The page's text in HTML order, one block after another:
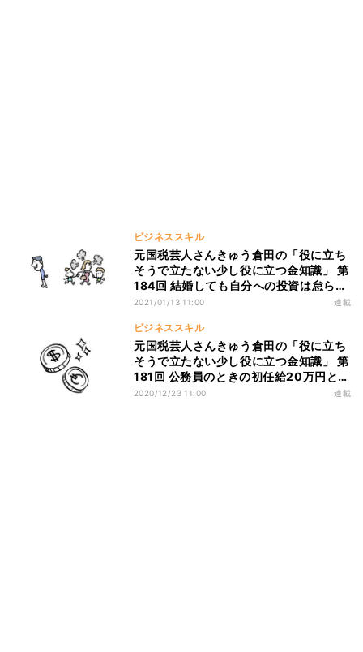
ビジネススキル
元国税芸人さんきゅう倉田の「役に立ち
そうで立たない少し役に立つ金知識」 第
184回 結婚しても自分への投資は怠らな
い
2021/01/13 11:00 連載
ビジネススキル
元国税芸人さんきゅう倉田の「役に立ち
そうで立たない少し役に立つ金知識」 第
181回 公務員のときの初任給20万円と冬
のボーナス45万円を2つの口座へ
2020/12/23 11:00 連載